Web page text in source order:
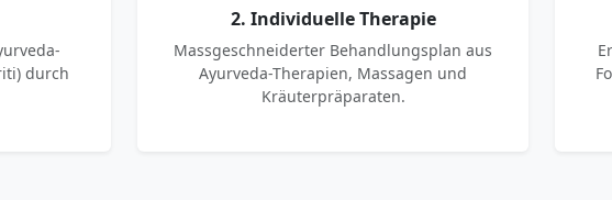
durch
2. Individuelle Therapie
Massgeschneiderter Behandlungsplan aus
Ayurveda-Therapien, Massagen und
Kräuterpräparaten.